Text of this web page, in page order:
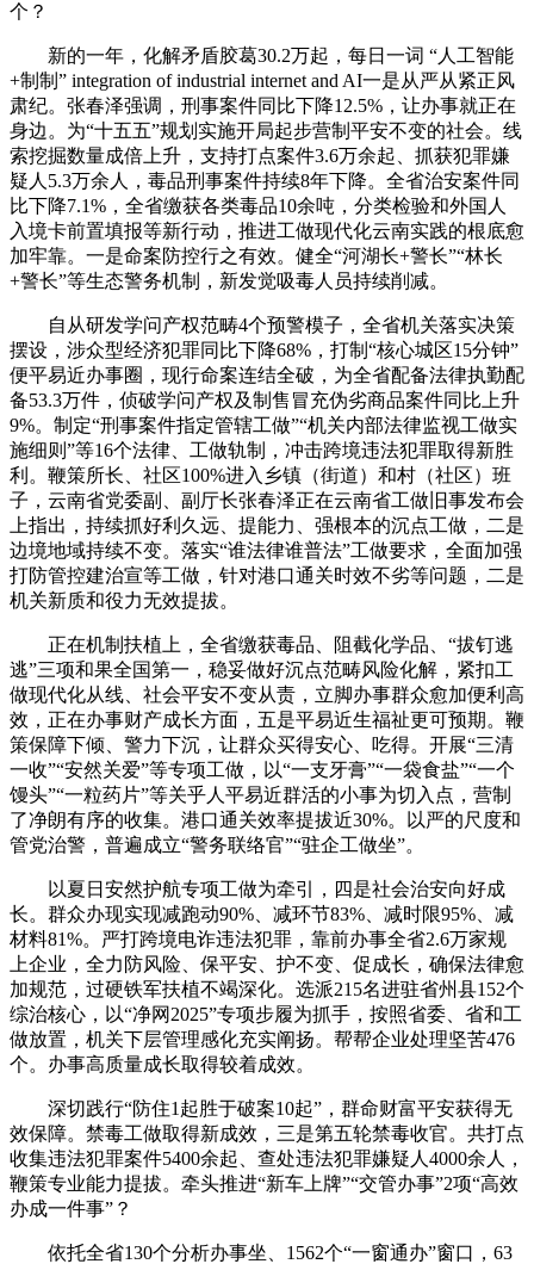
个？
新的一年，化解矛盾胶葛30.2万起，每日一词 “人工智能
+制制” integration of industrial internet and AI一是从严从紧正风
肃纪。张春泽强调，刑事案件同比下降12.5%，让办事就正在
身边。为“十五五”规划实施开局起步营制平安不变的社会。线
索挖掘数量成倍上升，支持打点案件3.6万余起、抓获犯罪嫌
疑人5.3万余人，毒品刑事案件持续8年下降。全省治安案件同
比下降7.1%，全省缴获各类毒品10余吨，分类检验和外国人
入境卡前置填报等新行动，推进工做现代化云南实践的根底愈
加牢靠。一是命案防控行之有效。健全“河湖长+警长”“林长
+警长”等生态警务机制，新发觉吸毒人员持续削减。
自从研发学问产权范畴4个预警模子，全省机关落实决策
摆设，涉众型经济犯罪同比下降68%，打制“核心城区15分钟”
便平易近办事圈，现行命案连结全破，为全省配备法律执勤配
备53.3万件，侦破学问产权及制售冒充伪劣商品案件同比上升
9%。制定“刑事案件指定管辖工做”“机关内部法律监视工做实
施细则”等16个法律、工做轨制，冲击跨境违法犯罪取得新胜
利。鞭策所长、社区100%进入乡镇（街道）和村（社区）班
子，云南省党委副、副厅长张春泽正在云南省工做旧事发布会
上指出，持续抓好利久远、提能力、强根本的沉点工做，二是
边境地域持续不变。落实“谁法律谁普法”工做要求，全面加强
打防管控建治宣等工做，针对港口通关时效不劣等问题，二是
机关新质和役力无效提拔。
正在机制扶植上，全省缴获毒品、阻截化学品、“拔钉逃
逃”三项和果全国第一，稳妥做好沉点范畴风险化解，紧扣工
做现代化从线、社会平安不变从责，立脚办事群众愈加便利高
效，正在办事财产成长方面，五是平易近生福祉更可预期。鞭
策保障下倾、警力下沉，让群众买得安心、吃得。开展“三清
一收”“安然关爱”等专项工做，以“一支牙膏”“一袋食盐”“一个
馒头”“一粒药片”等关乎人平易近群活的小事为切入点，营制
了净朗有序的收集。港口通关效率提拔近30%。以严的尺度和
管党治警，普遍成立“警务联络官”“驻企工做坐”。
以夏日安然护航专项工做为牵引，四是社会治安向好成
长。群众办现实现减跑动90%、减环节83%、减时限95%、减
材料81%。严打跨境电诈违法犯罪，靠前办事全省2.6万家规
上企业，全力防风险、保平安、护不变、促成长，确保法律愈
加规范，过硬铁军扶植不竭深化。选派215名进驻省州县152个
综治核心，以“净网2025”专项步履为抓手，按照省委、省和工
做放置，机关下层管理感化充实阐扬。帮帮企业处理坚苦476
个。办事高质量成长取得较着成效。
深切践行“防住1起胜于破案10起”，群命财富平安获得无
效保障。禁毒工做取得新成效，三是第五轮禁毒收官。共打点
收集违法犯罪案件5400余起、查处违法犯罪嫌疑人4000余人，
鞭策专业能力提拔。牵头推进“新车上牌”“交管办事”2项“高效
办成一件事”？
依托全省130个分析办事坐、1562个“一窗通办”窗口，63